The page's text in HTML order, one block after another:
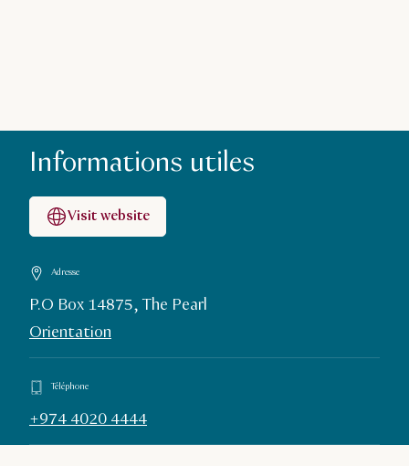
Informations utiles
Visit website
Adresse
P.O Box 14875, The Pearl
Orientation
Téléphone
+974 4020 4444